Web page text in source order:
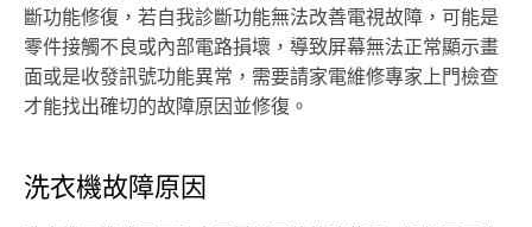
斷功能修復，若自我診斷功能無法改善電視故障，可能是
零件接觸不良或內部電路損壞，導致屏幕無法正常顯示畫
面或是收發訊號功能異常，需要請家電維修專家上門檢查
才能找出確切的故障原因並修復。
洗衣機故障原因